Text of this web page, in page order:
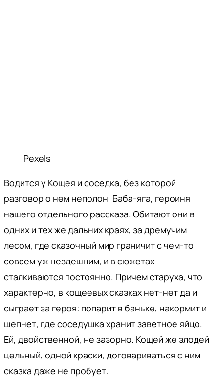
Pexels
Водится у Кощея и соседка, без которой
разговор о нем неполон, Баба-яга, героиня
нашего отдельного рассказа. Обитают они в
одних и тех же дальних краях, за дремучим
лесом, где сказочный мир граничит с чем-то
совсем уж нездешним, и в сюжетах
сталкиваются постоянно. Причем старуха, что
характерно, в кощеевых сказках нет-нет да и
сыграет за героя: попарит в баньке, накормит и
шепнет, где соседушка хранит заветное яйцо.
Ей, двойственной, не зазорно. Кощей же злодей
цельный, одной краски, договариваться с ним
сказка даже не пробует.